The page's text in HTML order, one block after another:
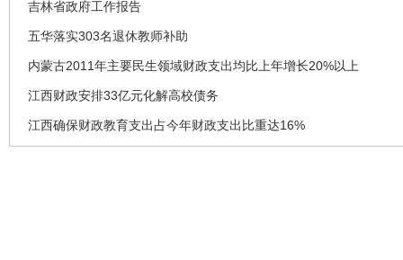
吉林省政府工作报告
五华落实303名退休教师补助
内蒙古2011年主要民生领域财政支出均比上年增长20%以上
江西财政安排33亿元化解高校债务
江西确保财政教育支出占今年财政支出比重达16%